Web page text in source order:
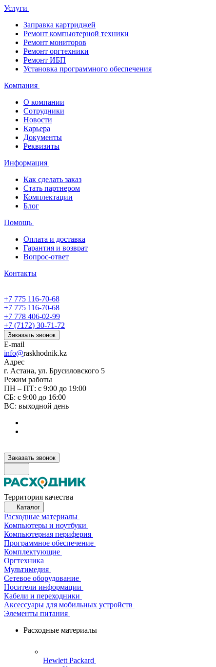
Услуги
Заправка картриджей
Ремонт компьютерной техники
Ремонт мониторов
Ремонт оргтехники
Ремонт ИБП
Установка программного обеспечения
Компания
О компании
Сотрудники
Новости
Карьера
Документы
Реквизиты
Информация
Как сделать заказ
Стать партнером
Комплектации
Блог
Помощь
Оплата и доставка
Гарантия и возврат
Вопрос-ответ
Контакты
+7 775 116-70-68
+7 775 116-70-68
+7 778 406-02-99
+7 (7172) 30-71-72
Заказать звонок
E-mail
info@raskhodnik.kz
Адрес
г. Астана, ул. Брусиловского 5
Режим работы
ПН – ПТ: с 9:00 до 19:00
СБ: с 9:00 до 16:00
ВС: выходной день
Заказать звонок
Территория качества
Каталог
Расходные материалы
Компьютеры и ноутбуки
Компьютерная периферия
Программное обеспечение
Комплектующие
Оргтехника
Мультимедия
Сетевое оборудование
Носители информации
Кабели и переходники
Аксессуары для мобильных устройств
Элементы питания
Расходные материалы
Hewlett Packard